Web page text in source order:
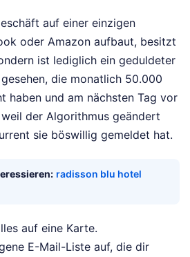
auf einer einzigen
oder Amazon aufbaut, besitzt
ist lediglich ein geduldeter
die monatlich 50.000
haben und am nächsten Tag vor
der Algorithmus geändert
sie böswillig gemeldet hat.
radisson blu hotel
auf eine Karte.
E-Mail-Liste auf, die dir